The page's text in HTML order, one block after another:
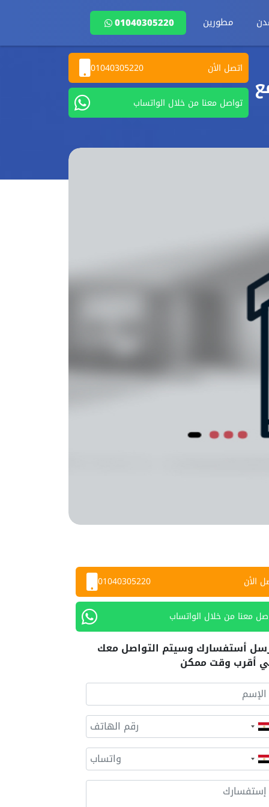
مطورين 01040305220
اتصل الأن 01040305220
تواصل معنا من خلال الواتساب
الأن 01040305220
معنا من خلال الواتساب
أستفسارك وسيتم التواصل معك
أقرب وقت ممكن